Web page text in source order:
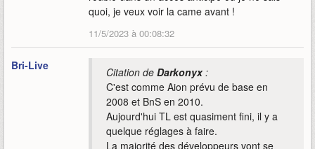
quoi, je veux voir la came avant !
11/5/2023 à 00:08:32
Bri-Live Citation de Darkonyx:
C'est comme Aion prévu de base en
2008 et BnS en 2010.
Aujourd'hui TL est quasiment fini, il y a
quelque réglages à faire.
La majorité des développeurs vont se